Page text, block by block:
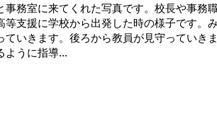
事務室に来てくれた写真です。校長や事務
等支援に学校から出発した時の様子です。
ていきます。後ろから教員が見守っていき
ように指導...